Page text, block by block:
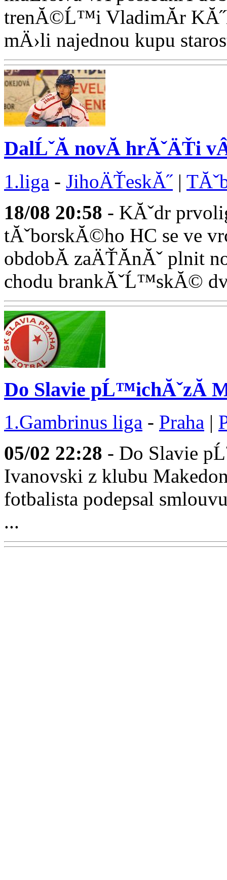
trenĂ©Ĺ™i VladimĂ­r
mÄ›li najednou kupu
DalĹˇĂ­ novĂ­ hrĂˇÄŤi
1.liga - JihoÄŤeskĂ˝|
18/08 20:58 - KĂˇdr
tĂˇborskĂ©ho HC se ve
obdobĂ­ zaÄŤĂ­nĂˇ plnit
chodu brankĂˇĹ™skĂ©
Do Slavie pĹ™ichĂˇzĂ­
1.Gambrinus liga - Praha |
05/02 22:28 - Do Slavie
Ivanovski z klubu
fotbalista podepsal
...